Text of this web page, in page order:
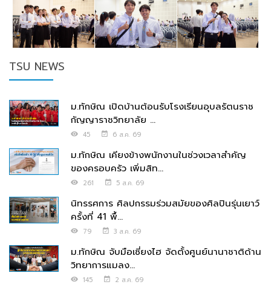
TSU NEWS
ม.ทักษิณ เปิดบ้านต้อนรับโรงเรียนอุบลรัตนราช
กัญญาราชวิทยาลัย ...
45 6 ส.ค. 69
ม.ทักษิณ เคียงข้างพนักงานในช่วงเวลาสำคัญ
ของครอบครัว เพิ่มสิท...
261 5 ส.ค. 69
นิทรรศการ ศิลปกรรมร่วมสมัยของศิลปินรุ่นเยาว์
ครั้งที่ 41 พื้...
79 3 ส.ค. 69
ม.ทักษิณ จับมือเซี่ยงไฮ จัดตั้งศูนย์นานาชาติด้าน
วิทยาการแมลง...
145 2 ส.ค. 69